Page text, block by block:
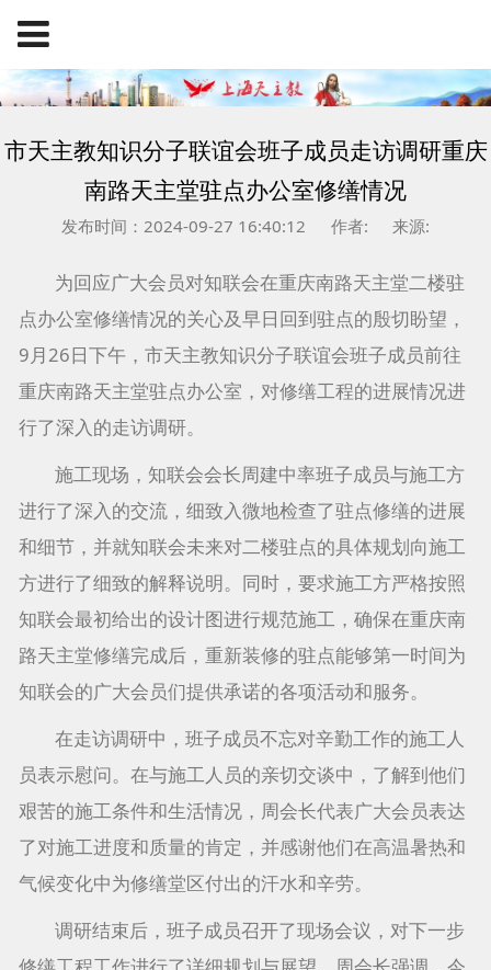
市天主教知识分子联谊会班子成员走访调研重庆
南路天主堂驻点办公室修缮情况
发布时间：2024-09-27 16:40:12 作者: 来源:
为回应广大会员对知联会在重庆南路天主堂二楼驻
点办公室修缮情况的关心及早日回到驻点的殷切盼望，
9月26日下午，市天主教知识分子联谊会班子成员前往
重庆南路天主堂驻点办公室，对修缮工程的进展情况进
行了深入的走访调研。
施工现场，知联会会长周建中率班子成员与施工方
进行了深入的交流，细致入微地检查了驻点修缮的进展
和细节，并就知联会未来对二楼驻点的具体规划向施工
方进行了细致的解释说明。同时，要求施工方严格按照
知联会最初给出的设计图进行规范施工，确保在重庆南
路天主堂修缮完成后，重新装修的驻点能够第一时间为
知联会的广大会员们提供承诺的各项活动和服务。
在走访调研中，班子成员不忘对辛勤工作的施工人
员表示慰问。在与施工人员的亲切交谈中，了解到他们
艰苦的施工条件和生活情况，周会长代表广大会员表达
了对施工进度和质量的肯定，并感谢他们在高温暑热和
气候变化中为修缮堂区付出的汗水和辛劳。
调研结束后，班子成员召开了现场会议，对下一步